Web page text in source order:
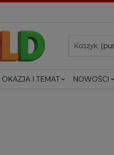
Koszyk:
OKAZJA I TEMAT NOWOŚCI